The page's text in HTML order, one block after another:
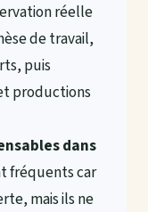
réelle
de travail,
puis
productions
dans
fréquents car
mais ils ne